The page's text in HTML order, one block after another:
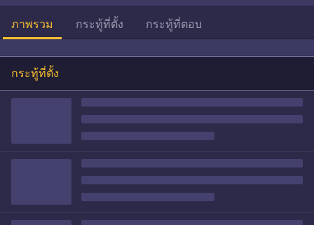
ภาพรวม กระทู้ที่ตั้ง กระทู้ที่ตอบ
กระทู้ที่ตั้ง